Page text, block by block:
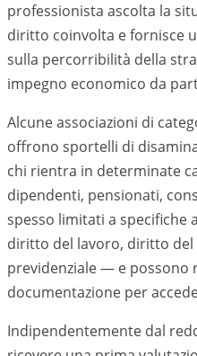
professionista ascolta la
diritto coinvolta e fornisce
sulla percorribilità della
impegno economico da
Alcune associazioni di
offrono sportelli di
chi rientra in determinate
dipendenti, pensionati,
spesso limitati a
diritto del lavoro, diritto
previdenziale — e possono
documentazione per
Indipendentemente dal